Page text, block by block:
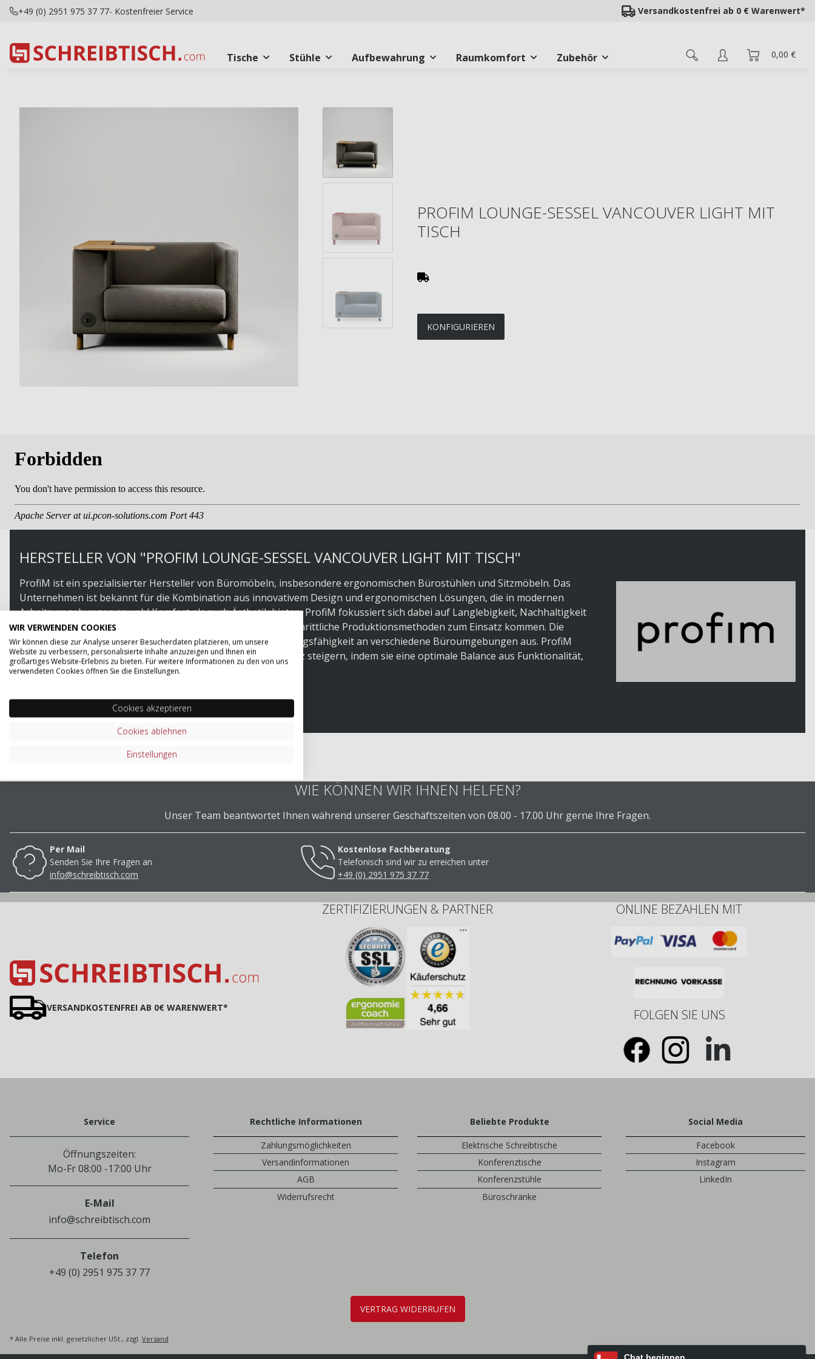
Versandkostenfrei ab 0 € Warenwert*
+49 (0) 2951 975 37 77- Kostenfreier Service
0,00 €
Tische Stühle Aufbewahrung Raumkomfort Zubehör
PROFIM LOUNGE-SESSEL VANCOUVER LIGHT MIT
TISCH
KONFIGURIEREN
HERSTELLER VON "PROFIM LOUNGE-SESSEL VANCOUVER LIGHT MIT TISCH"
ProfiM ist ein spezialisierter Hersteller von Büromöbeln, insbesondere ergonomischen Bürostühlen und Sitzmöbeln. Das
Unternehmen ist bekannt für die Kombination aus innovativem Design und ergonomischen Lösungen, die in modernen
Arbeitsumgebungen sowohl Komfort als auch Ästhetik bieten. ProfiM fokussiert sich dabei auf Langlebigkeit, Nachhaltigkeit
und Qualität, wobei umweltfreundliche Materialien und fortschrittliche Produktionsmethoden zum Einsatz kommen. Die
Produkte zeichnen sich durch ihre Vielseitigkeit und Anpassungsfähigkeit an verschiedene Büroumgebungen aus. ProfiM
stehtauch für Sitzmöbel, die das Wohlbefinden am Arbeitsplatz steigern, indem sie eine optimale Balance aus Funktionalität,
Design und ökologischer Verantwortung bieten.
ZUM SORTIMENT VON PROFIM
WIE KÖNNEN WIR IHNEN HELFEN?
Unser Team beantwortet Ihnen während unserer Geschäftszeiten von 08.00 - 17.00 Uhr gerne Ihre Fragen.
Per Mail
Senden Sie Ihre Fragen an
info@schreibtisch.com
Kostenlose Fachberatung
Telefonisch sind wir zu erreichen unter
+49 (0) 2951 975 37 77
VERSANDKOSTENFREI AB 0€ WARENWERT*
ZERTIFIZIERUNGEN & PARTNER ONLINE BEZAHLEN MIT
FOLGEN SIE UNS
Service
Öffnungszeiten:
Mo-Fr 08:00 -17:00 Uhr
E-Mail
info@schreibtisch.com
Telefon
+49 (0) 2951 975 37 77
Rechtliche Informationen
Zahlungsmöglichkeiten
Versandinformationen
AGB
Widerrufsrecht
Beliebte Produkte
Elektrische Schreibtische
Konferenztische
Konferenzstühle
Büroschränke
Social Media
Facebook
Instagram
LinkedIn
VERTRAG WIDERRUFEN
* Alle Preise inkl. gesetzlicher USt., zzgl. Versand
WIR VERWENDEN COOKIES
Wir können diese zur Analyse unserer Besucherdaten platzieren, um unsere
Website zu verbessern, personalisierte Inhalte anzuzeigen und Ihnen ein
großartiges Website-Erlebnis zu bieten. Für weitere Informationen zu den von uns
verwendeten Cookies öffnen Sie die Einstellungen.
Cookies akzeptieren
Cookies ablehnen
Einstellungen